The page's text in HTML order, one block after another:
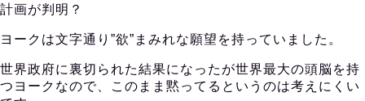
計画が判明？
ヨークは文字通り”欲”まみれな願望を持っていました。
世界政府に裏切られた結果になったが世界最大の頭脳を持
つヨークなので、このまま黙ってるというのは考えにくい